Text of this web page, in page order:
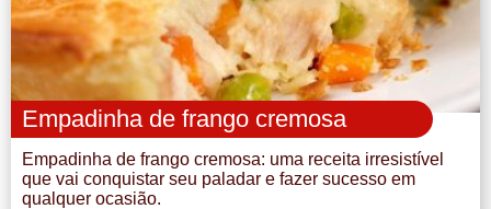
Empadinha de frango cremosa
Empadinha de frango cremosa: uma receita irresistível
que vai conquistar seu paladar e fazer sucesso em
qualquer ocasião.